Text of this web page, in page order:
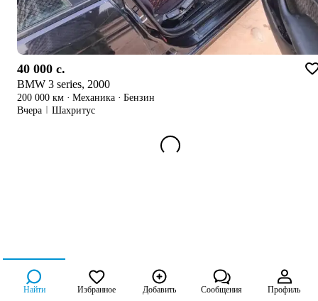
40 000 c.
BMW 3 series, 2000
200 000 км · Механика · Бензин
Вчера
Шахритус
Найти Избранное Добавить Сообщения Профиль